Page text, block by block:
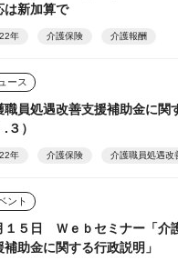
は新加算で
年 介護保険 介護報酬
ース
職員処遇改善支援補助金に関
.３）
年 介護保険 介護職員処遇改
ント
１５日 Ｗｅｂセミナー「介
補助金に関する行政説明」